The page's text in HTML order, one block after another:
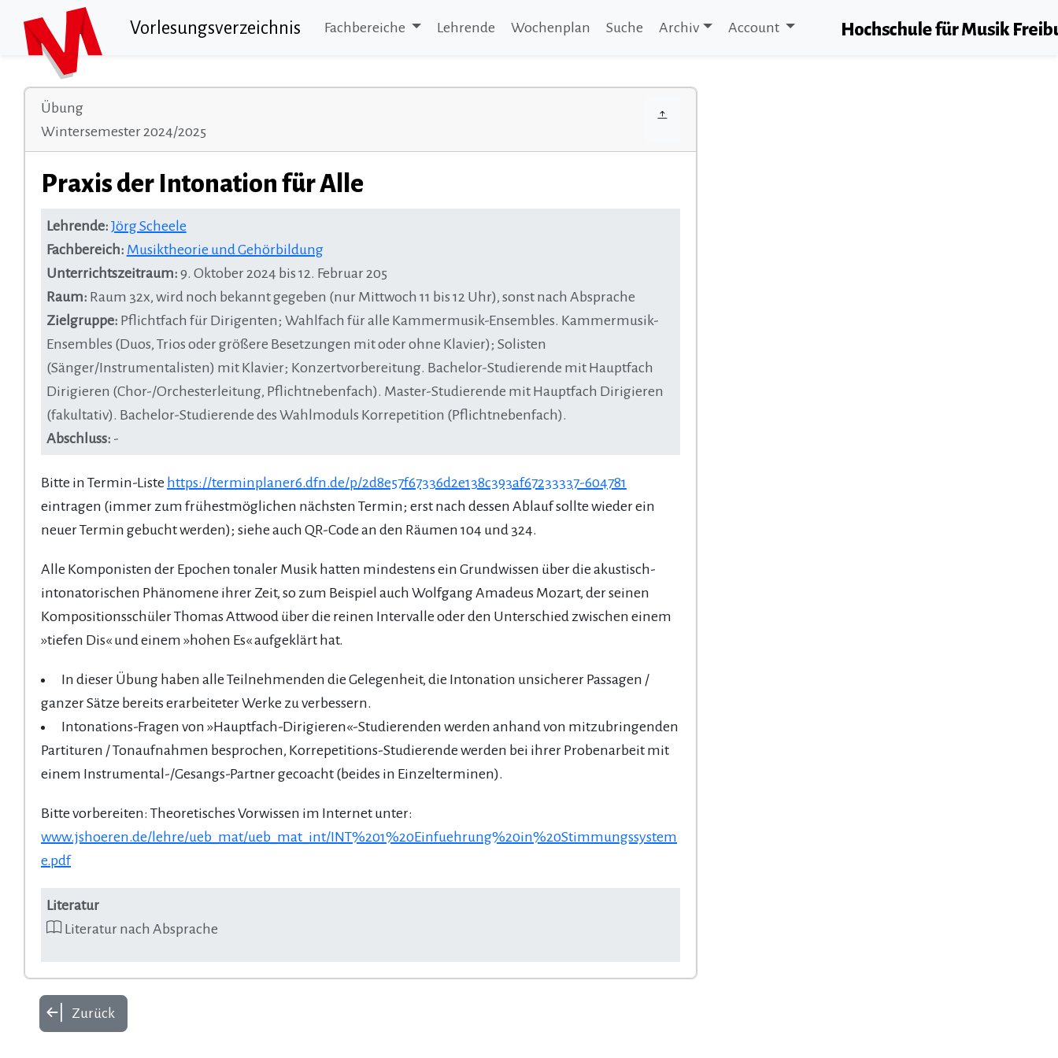
Vorlesungsverzeichnis Fachbereiche Lehrende Wochenplan Suche Archiv Account
Übung
Wintersemester 2024/2025
Praxis der Intonation für Alle
Lehrende: Jörg Scheele
Fachbereich: Musiktheorie und Gehörbildung
Unterrichtszeitraum: 9. Oktober 2024 bis 12. Februar 205
Raum: Raum 32x, wird noch bekannt gegeben (nur Mittwoch 11 bis 12 Uhr), sonst nach Absprache
Zielgruppe: Pflichtfach für Dirigenten; Wahlfach für alle Kammermusik-Ensembles. Kammermusik-
Ensembles (Duos, Trios oder größere Besetzungen mit oder ohne Klavier); Solisten
(Sänger/Instrumentalisten) mit Klavier; Konzertvorbereitung. Bachelor-Studierende mit Hauptfach
Dirigieren (Chor-/Orchesterleitung, Pflichtnebenfach). Master-Studierende mit Hauptfach Dirigieren
(fakultativ). Bachelor-Studierende des Wahlmoduls Korrepetition (Pflichtnebenfach).
Abschluss: -
Bitte in Termin-Liste https://terminplaner6.dfn.de/p/2d8e57f67336d2e138c393af67233337-604781
eintragen (immer zum frühestmöglichen nächsten Termin; erst nach dessen Ablauf sollte wieder ein
neuer Termin gebucht werden); siehe auch QR-Code an den Räumen 104 und 324.
Alle Komponisten der Epochen tonaler Musik hatten mindestens ein Grundwissen über die akustisch-
intonatorischen Phänomene ihrer Zeit, so zum Beispiel auch Wolfgang Amadeus Mozart, der seinen
Kompositionsschüler Thomas Attwood über die reinen Intervalle oder den Unterschied zwischen einem
»tiefen Dis« und einem »hohen Es« aufgeklärt hat.
In dieser Übung haben alle Teilnehmenden die Gelegenheit, die Intonation unsicherer Passagen /
ganzer Sätze bereits erarbeiteter Werke zu verbessern.
Intonations-Fragen von »Hauptfach-Dirigieren«-Studierenden werden anhand von mitzubringenden
Partituren / Tonaufnahmen besprochen, Korrepetitions-Studierende werden bei ihrer Probenarbeit mit
einem Instrumental-/Gesangs-Partner gecoacht (beides in Einzelterminen).
Bitte vorbereiten: Theoretisches Vorwissen im Internet unter:
www.jshoeren.de/lehre/ueb_mat/ueb_mat_int/INT%201%20Einfuehrung%20in%20Stimmungssystem
e.pdf
Literatur
Literatur nach Absprache